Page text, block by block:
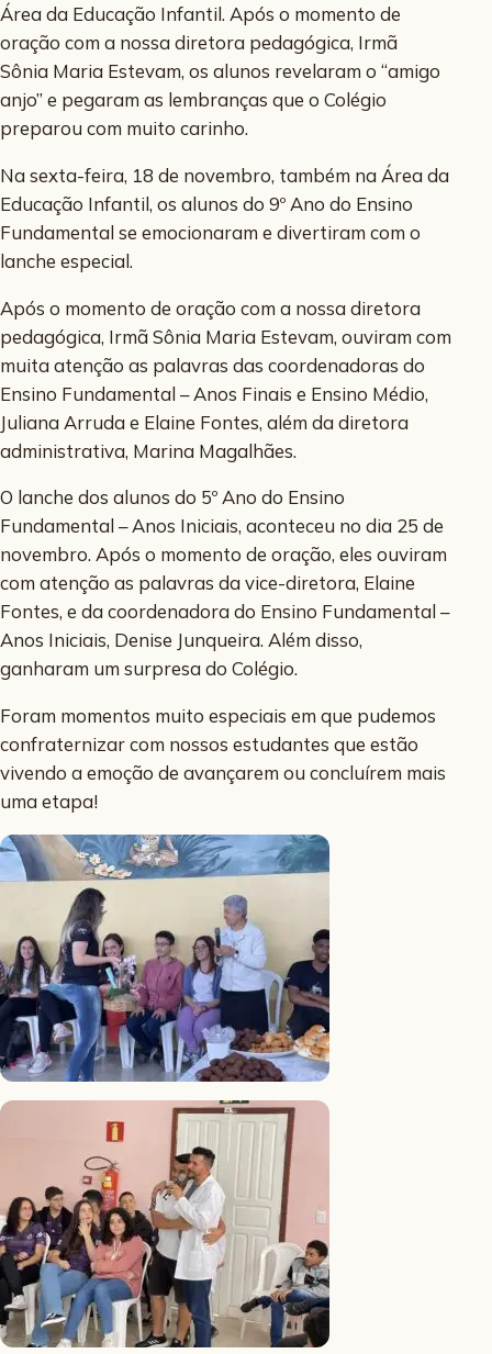
Área da Educação Infantil. Após o momento de
oração com a nossa diretora pedagógica, Irmã
Sônia Maria Estevam, os alunos revelaram o “amigo
anjo” e pegaram as lembranças que o Colégio
preparou com muito carinho.
Na sexta-feira, 18 de novembro, também na Área da
Educação Infantil, os alunos do 9º Ano do Ensino
Fundamental se emocionaram e divertiram com o
lanche especial.
Após o momento de oração com a nossa diretora
pedagógica, Irmã Sônia Maria Estevam, ouviram com
muita atenção as palavras das coordenadoras do
Ensino Fundamental – Anos Finais e Ensino Médio,
Juliana Arruda e Elaine Fontes, além da diretora
administrativa, Marina Magalhães.
O lanche dos alunos do 5º Ano do Ensino
Fundamental – Anos Iniciais, aconteceu no dia 25 de
novembro. Após o momento de oração, eles ouviram
com atenção as palavras da vice-diretora, Elaine
Fontes, e da coordenadora do Ensino Fundamental –
Anos Iniciais, Denise Junqueira. Além disso,
ganharam um surpresa do Colégio.
Foram momentos muito especiais em que pudemos
confraternizar com nossos estudantes que estão
vivendo a emoção de avançarem ou concluírem mais
uma etapa!